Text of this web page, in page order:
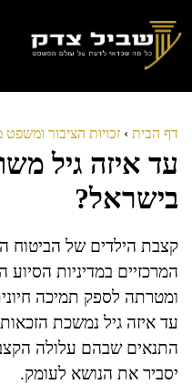
לתוכן
דף הבית › זכויות הציבור ומשפט
עד איזה גיל
בישראל?
קצבת הילדים של הביטוח
המרכזיים במדיניות
ומטרתה לספק תמיכה
עד איזה גיל נמשכת
התנאים שבהם עלולה
יסביר את הנושא לעומק.